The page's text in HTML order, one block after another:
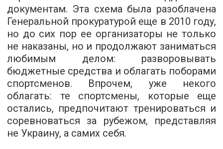
документам. Эта схема была разоблачена
Генеральной прокуратурой еще в 2010 году,
но до сих пор ее организаторы не только
не наказаны, но и продолжают заниматься
любимым делом: разворовывать
бюджетные средства и облагать поборами
спортсменов. Впрочем, уже некого
облагать: те спортсмены, которые еще
остались, предпочитают тренироваться и
соревноваться за рубежом, представляя
не Украину, а самих себя.